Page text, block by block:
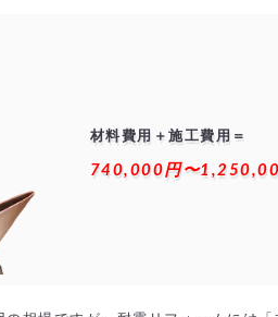
材料費用＋施工費用＝
740,000円〜